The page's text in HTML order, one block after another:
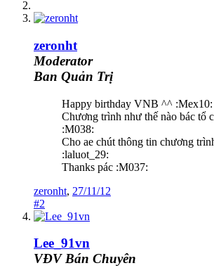
zeronht
Moderator
Ban Quản Trị
Happy birthday VNB ^^ :Mex10:
Chương trình như thế nào bác tổ
:M038:
Cho ae chút thông tin chương
:laluot_29:
Thanks pác :M037:
zeronht, 27/11/12
#2
Lee_91vn
VĐV Bán Chuyên